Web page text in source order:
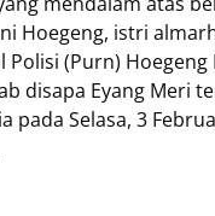
Hoegeng, istri
Polisi (Purn) Hoegeng
disapa Eyang Meri
pada Selasa, 3